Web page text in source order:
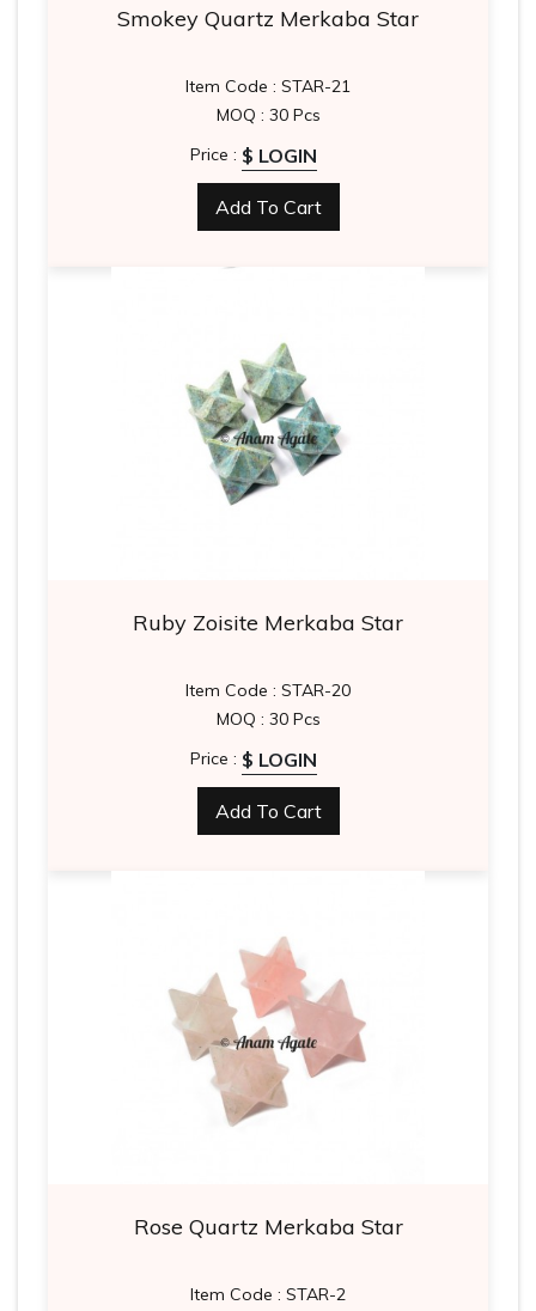
Smokey Quartz Merkaba Star
Item Code : STAR-21
MOQ : 30 Pcs
Price : $ LOGIN
Add To Cart
Ruby Zoisite Merkaba Star
Item Code : STAR-20
MOQ : 30 Pcs
Price : $ LOGIN
Add To Cart
Rose Quartz Merkaba Star
Item Code : STAR-2